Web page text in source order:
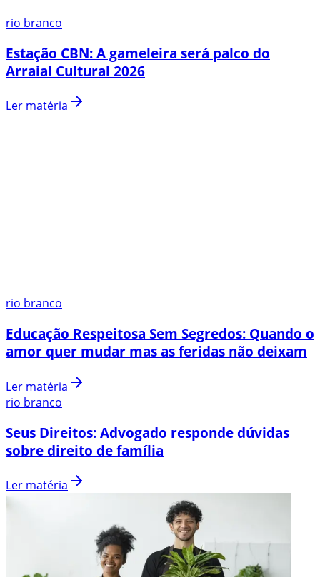
rio branco
Estação CBN: A gameleira será palco do
Arraial Cultural 2026
Ler matéria
rio branco
Educação Respeitosa Sem Segredos: Quando o
amor quer mudar mas as feridas não deixam
Ler matéria
rio branco
Seus Direitos: Advogado responde dúvidas
sobre direito de família
Ler matéria